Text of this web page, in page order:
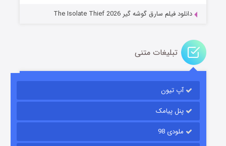
دانلود فیلم سارق گوشه گیر The Isolate Thief 2026
تبلیغات متنی
آپ تیون
پنل پیامک
ملودی 98